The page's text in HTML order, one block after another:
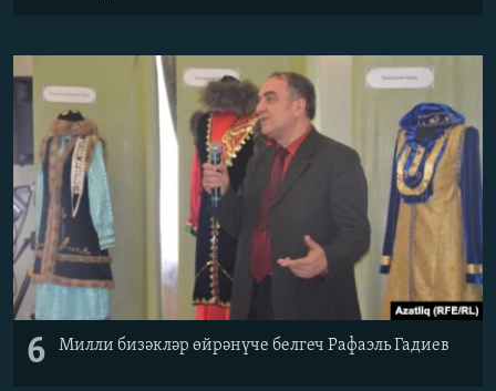
6 Милли бизәкләр өйрәнүче белгеч Рафаэль Гадиев